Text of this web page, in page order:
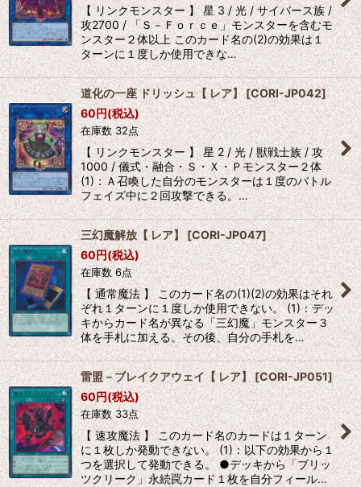
【 リンクモンスター 】 星 3 / 光 / サイバース族 /
攻2700 / 「Ｓ－Ｆｏｒｃｅ」モンスターを含むモ
ンスター２体以上 このカード名の(2)の効果は１
ターンに１度しか使用できな…
道化の一座 ドリッシュ【 レア】[CORI-JP042]
60円(税込)
在庫数 32点
【 リンクモンスター 】 星 2 / 光 / 獣戦士族 / 攻
1000 / 儀式・融合・Ｓ・Ｘ・Ｐモンスター２体
(1)：Ａ召喚した自分のモンスターは１度のバトル
フェイズ中に２回攻撃できる。…
三幻魔解放【 レア】 [CORI-JP047]
60円(税込)
在庫数 6点
【 通常魔法 】 このカード名の(1)(2)の効果はそれ
ぞれ１ターンに１度しか使用できない。 (1)：デッ
キからカード名が異なる「三幻魔」モンスター３
体を手札に加える。その後、自分の手札を…
雷盟－ブレイクアウェイ【 レア】 [CORI-JP051]
60円(税込)
在庫数 33点
【 速攻魔法 】 このカード名のカードは１ターン
に１枚しか発動できない。 (1)：以下の効果から１
つを選択して発動できる。 ●デッキから「ブリッ
ツクリーク」永続罠カード１枚を自分フィール…